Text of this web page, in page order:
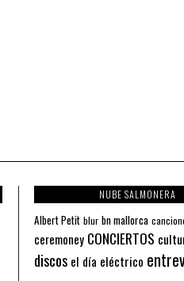
NUBE SALMONERA
Albert Petit blur bn mallorca
ceremoney CONCIERTOS
discos el día eléctrico